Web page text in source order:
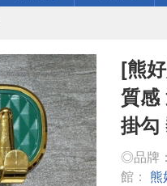
[熊
質感
掛勾
◎品牌：
館： 熊